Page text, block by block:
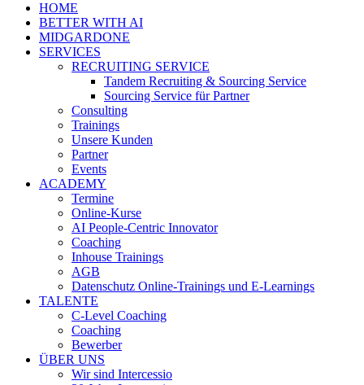
HOME
BETTER WITH AI
MIDGARDONE
SERVICES
RECRUITING SERVICE
Tandem Recruiting & Sourcing Service
Sourcing Service für Partner
Consulting
Trainings
Unsere Kunden
Partner
Events
ACADEMY
Termine
Online-Kurse
AI People-Centric Innovator
Coaching
Inhouse Trainings
AGB
Datenschutz Online-Trainings und E-Learnings
TALENTE
C-Level Coaching
Coaching
Bewerber
ÜBER UNS
Wir sind Intercessio